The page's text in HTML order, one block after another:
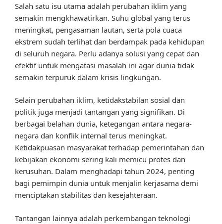
Salah satu isu utama adalah perubahan iklim yang
semakin mengkhawatirkan. Suhu global yang terus
meningkat, pengasaman lautan, serta pola cuaca
ekstrem sudah terlihat dan berdampak pada kehidupan
di seluruh negara. Perlu adanya solusi yang cepat dan
efektif untuk mengatasi masalah ini agar dunia tidak
semakin terpuruk dalam krisis lingkungan.
Selain perubahan iklim, ketidakstabilan sosial dan
politik juga menjadi tantangan yang signifikan. Di
berbagai belahan dunia, ketegangan antara negara-
negara dan konflik internal terus meningkat.
Ketidakpuasan masyarakat terhadap pemerintahan dan
kebijakan ekonomi sering kali memicu protes dan
kerusuhan. Dalam menghadapi tahun 2024, penting
bagi pemimpin dunia untuk menjalin kerjasama demi
menciptakan stabilitas dan kesejahteraan.
Tantangan lainnya adalah perkembangan teknologi